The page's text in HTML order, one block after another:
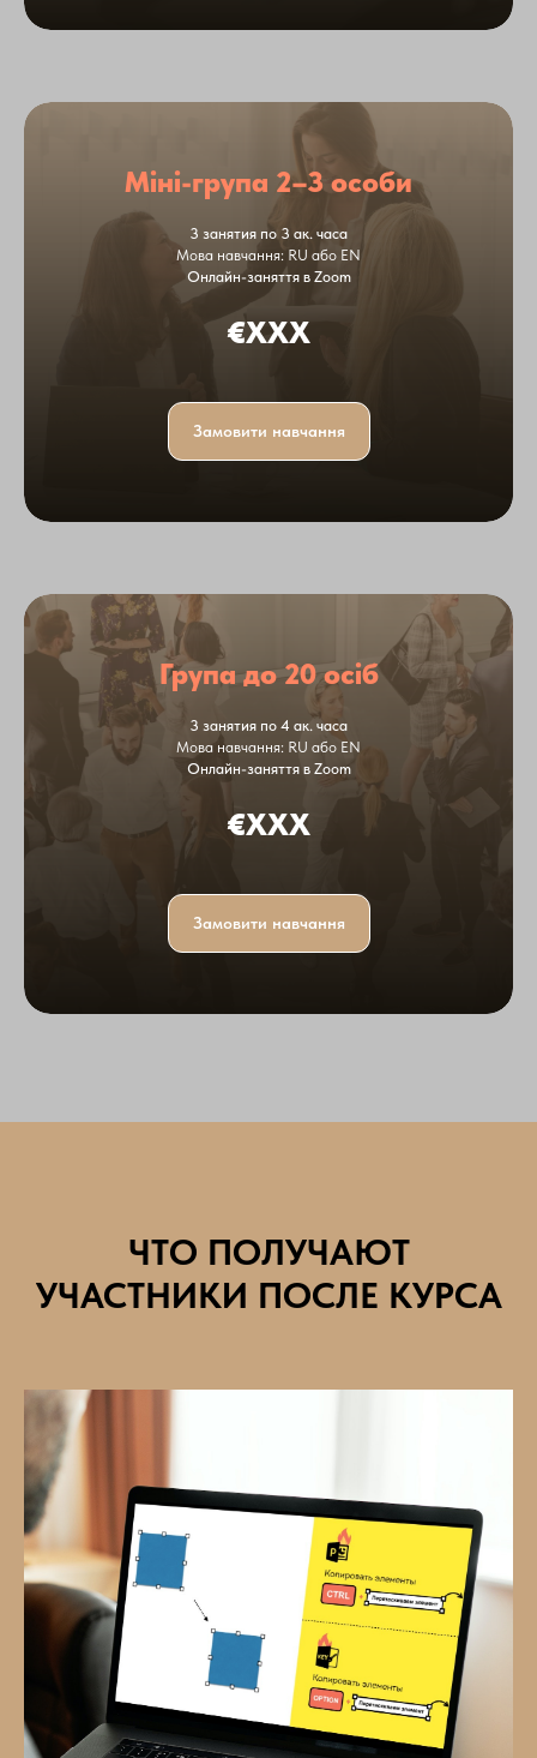
Міні-група 2–3 особи
3 занятия по 3 ак. часа
Мова навчання: RU або EN
Онлайн-заняття в Zoom
€XXX
Замовити навчання
Група до 20 осіб
3 занятия по 4 ак. часа
Мова навчання: RU або EN
Онлайн-заняття в Zoom
€XXX
Замовити навчання
ЧТО ПОЛУЧАЮТ
УЧАСТНИКИ ПОСЛЕ КУРСА